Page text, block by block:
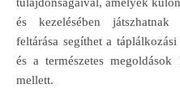
és kezelésében játszhatnak
feltárása segíthet a
és a természetes
mellett.